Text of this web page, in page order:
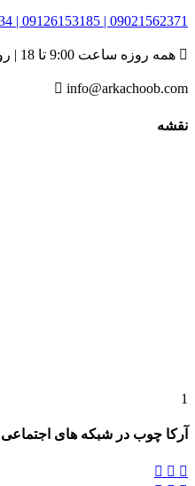
02155279834 | 09126153185 |
 همه روزه ساعت 9:00 تا 18 | روز های تعطیل با هماهنگی قبلی
 info@arkachoob.com
نقشه
1
آرکا چوب در شبکه های اجتماعی
  